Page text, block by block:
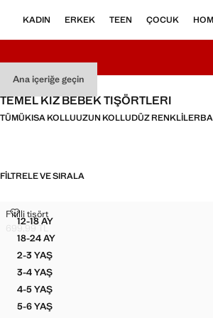
Ana içeriğe geçin
KADIN ERKEK TEEN ÇOCUK
TEMEL KIZ BEBEK TIŞÖRTLERI
TÜMÜKISA KOLLUUZUN KOLLUDÜZ RENKLILER
FILTRELE VE SIRALA
Bedenler
12-18 AYFITILLI TIŞÖRT
18-24 AYFITILLI TIŞÖRT
2-3 YAŞFITILLI TIŞÖRT
3-4 YAŞFITILLI TIŞÖRT
4-5 YAŞFITILLI TIŞÖRT
5-6 YAŞFITILLI TIŞÖRT
Fitilli tişört
FITILLI TIŞÖRT
Güncel fiyat [699,99 TL ]
699,99 TL